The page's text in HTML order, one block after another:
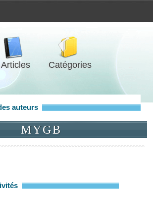
Articles Catégories
auteurs
MYGB